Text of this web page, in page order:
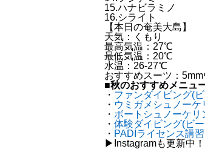
15.ハナビラミノ
16.シライト
【本日の奄美大島】
天気：くもり
最高気温：27℃
最低気温：20℃
水温：26-27℃
おすすめスーツ：
■秋のおすすめメニュ
・ ファンダイビング(
・ ウミガメシュノーケ
・ ボートシュノーケリ
・ 体験ダイビング(ビ
・ PADIライセンス講習
▶︎Instagramも更新中！